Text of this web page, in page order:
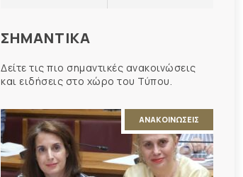
ΣΗΜΑΝΤΙΚΑ
Δείτε τις πιο σημαντικές ανακοινώσεις
και ειδήσεις στο χώρο του Τύπου.
ΑΝΑΚΟΙΝΩΣΕΙΣ